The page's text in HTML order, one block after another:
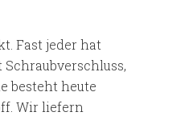
Fast jeder hat
besteht heute
Wir liefern